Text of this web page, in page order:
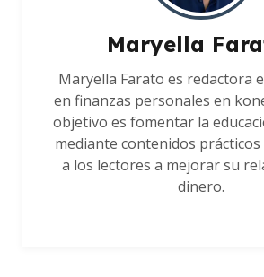
Maryella
Maryella Farato es redactora
en finanzas personales en
objetivo es fomentar la
mediante contenidos
a los lectores a mejorar su
dinero.